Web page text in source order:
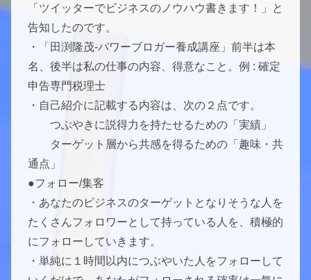
「ツイッターでビジネスのノウハウ書きます！」と
告知したのです。
・「田渕隆茂-パワーブロガー養成講座」前半は本
名、後半は私の仕事の内容、得意なこと。例 : 確定
申告専門税理士
・自己紹介に記載する内容は、次の２点です。
つぶやきに説得力を持たせるための「実績」
ターゲット層から共感を得るための「趣味・共
通点」
●フォロー/集客
・あなたのビジネスのターゲットとなりそうな人を
たくさんフォロワーとして持っている人を、積極的
にフォローしていきます。
・単純に１時間以内につぶやいた人をフォローして